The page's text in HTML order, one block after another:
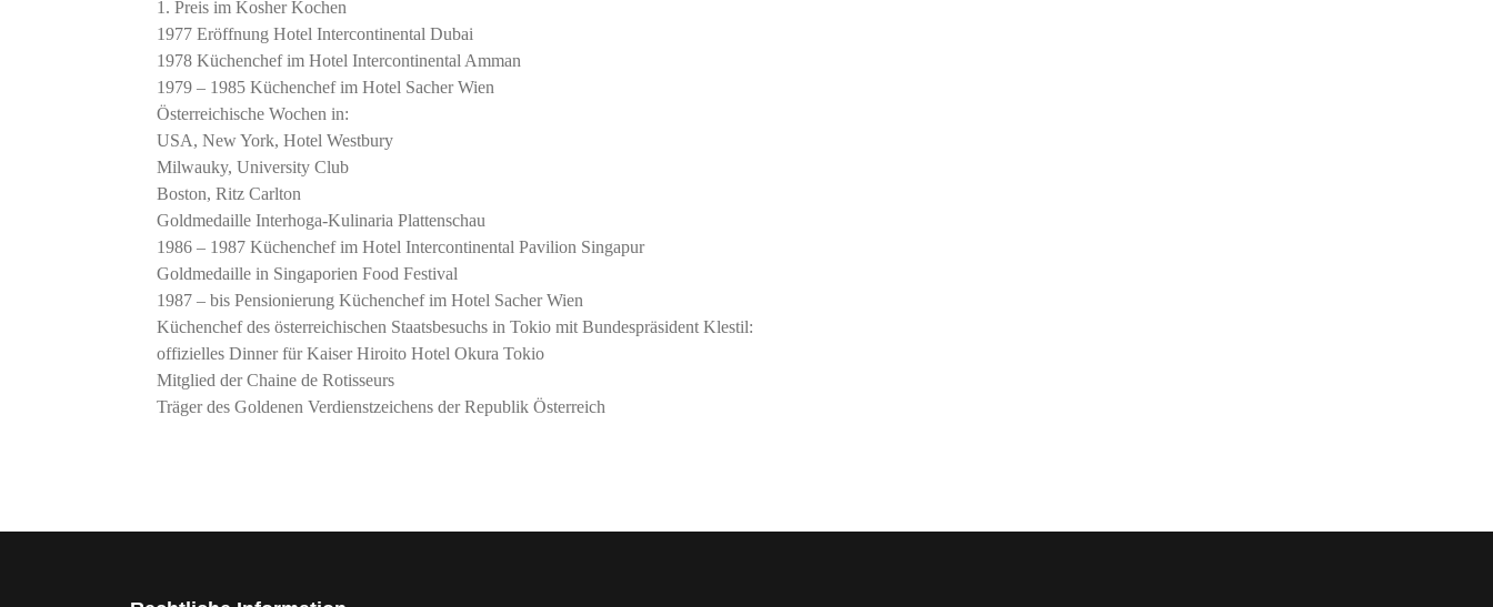
1. Preis im Kosher Kochen
1977 Eröffnung Hotel Intercontinental Dubai
1978 Küchenchef im Hotel Intercontinental Amman
1979 – 1985 Küchenchef im Hotel Sacher Wien
Österreichische Wochen in:
USA, New York, Hotel Westbury
Milwauky, University Club
Boston, Ritz Carlton
Goldmedaille Interhoga-Kulinaria Plattenschau
1986 – 1987 Küchenchef im Hotel Intercontinental Pavilion Singapur
Goldmedaille in Singaporien Food Festival
1987 – bis Pensionierung Küchenchef im Hotel Sacher Wien
Küchenchef des österreichischen Staatsbesuchs in Tokio mit Bundespräsident Klestil:
offizielles Dinner für Kaiser Hiroito Hotel Okura Tokio
Mitglied der Chaine de Rotisseurs
Träger des Goldenen Verdienstzeichens der Republik Österreich